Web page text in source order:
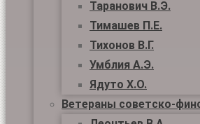
Таранович В.Э.
Тимашев П.Е.
Тихонов В.Г.
Умблия А.Э.
Ядуто Х.О.
Ветераны советско-